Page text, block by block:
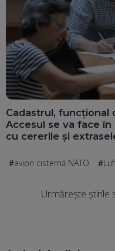
Cadastrul, funcțional
Accesul se va face
cu cererile și
avion cisternă NATO
Urmărește știrile